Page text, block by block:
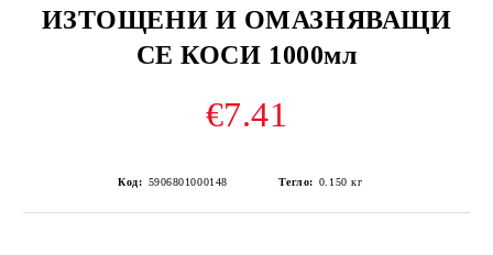
ИЗТОЩЕНИ И ОМАЗНЯВАЩИ
СЕ КОСИ 1000мл
€7.41
Код: 5906801000148 Тегло: 0.150 кг